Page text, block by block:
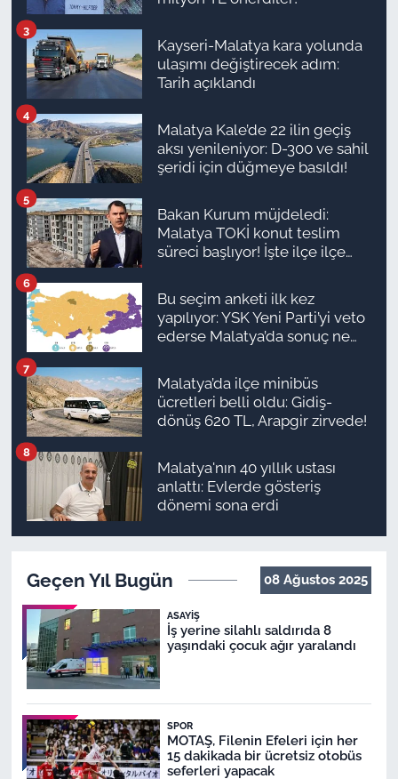
Kayseri-Malatya kara yolunda
ulaşımı değiştirecek adım:
Tarih açıklandı
3
Malatya Kale’de 22 ilin geçiş
aksı yenileniyor: D-300 ve sahil
şeridi için düğmeye basıldı!
4
Bakan Kurum müjdeledi:
Malatya TOKİ konut teslim
süreci başlıyor! İşte ilçe ilçe
5
Bu seçim anketi ilk kez
yapılıyor: YSK Yeni Parti’yi veto
ederse Malatya’da sonuç ne
6
Malatya’da ilçe minibüs
ücretleri belli oldu: Gidiş-
dönüş 620 TL, Arapgir zirvede!
7
Malatya'nın 40 yıllık ustası
anlattı: Evlerde gösteriş
dönemi sona erdi
8
Geçen Yıl Bugün 08 Ağustos 2025
ASAYIŞ
İş yerine silahlı saldırıda 8
yaşındaki çocuk ağır yaralandı
SPOR
MOTAŞ, Filenin Efeleri için her
15 dakikada bir ücretsiz otobüs
seferleri yapacak